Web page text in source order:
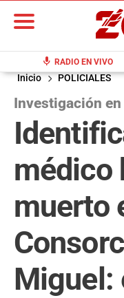
mic RADIO EN VIVO
Inicio POLICIALES
Investigación en
médico
muerto
Miguel: